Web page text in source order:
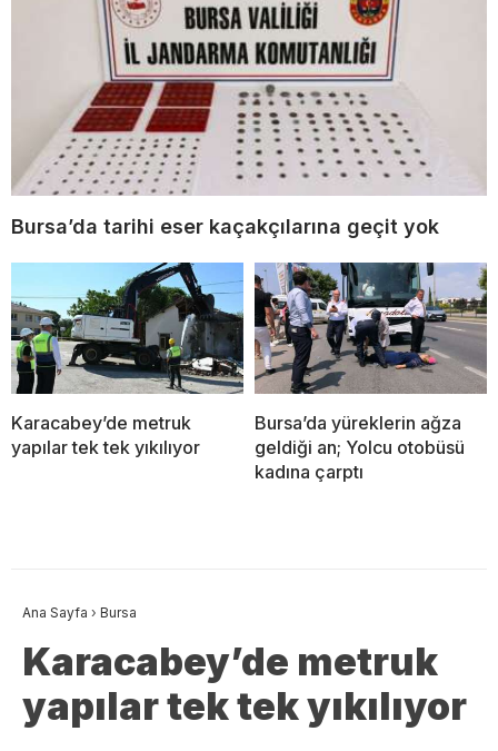
Bursa’da tarihi eser kaçakçılarına geçit yok
Karacabey’de metruk
yapılar tek tek yıkılıyor
Bursa’da yüreklerin ağza
geldiği an; Yolcu otobüsü
kadına çarptı
Ana Sayfa › Bursa
Karacabey’de metruk
yapılar tek tek yıkılıyor